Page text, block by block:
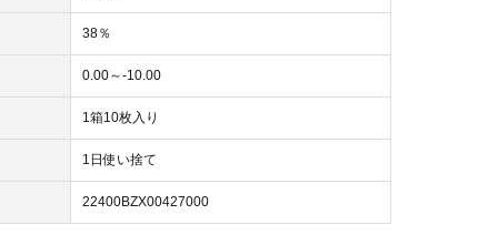
38％
0.00～-10.00
1箱10枚入り
1日使い捨て
22400BZX00427000